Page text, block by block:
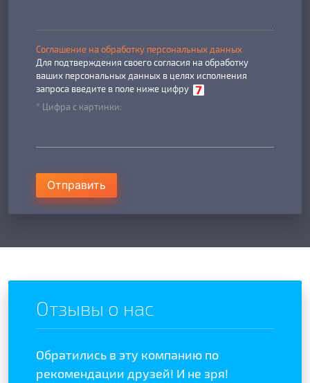
Соглашение на обработку персональных данных
Для подтверждения своего согласия на обработку
ваших персональных данных в целях исполнения
запроса введите в поле ниже цифру
* Цифра с картинки:
Отправить
Отзывы о нас
Обратились в эту компанию по
рекомендации друзей! И не зря!